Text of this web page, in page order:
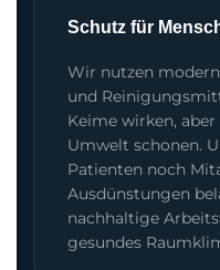
Schutz für
Wir nutzen
und
Keime wirken,
Umwelt schonen.
Patienten noch
Ausdünstungen
nachhaltige
gesundes